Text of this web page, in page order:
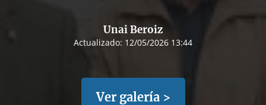
Unai Beroiz
Actualizado: 12/05/2026 13:44
Ver galería >